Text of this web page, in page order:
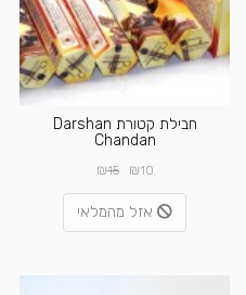
חבילת קטורת Darshan
Chandan
₪10
₪15
אזל מהמלאי